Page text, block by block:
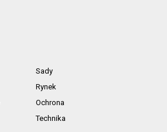
Sady
Rynek
Ochrona
Technika